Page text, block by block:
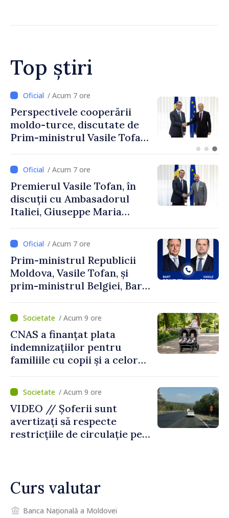
Top știri
/ Acum 4 ore
Forumul Diasporei //
Republica Moldova,
promovată în Elveția prin
exporturi
/ Acum 7 ore
Premierul Vasile Tofan, în
discuții cu Ambasadorul
Italiei, Giuseppe Maria
/ Acum 7 ore
Prim-ministrul Republicii
Moldova, Vasile Tofan, și
prim-ministrul Belgiei, Bart
despre parcursul european
al Republicii Moldova.
/ Acum 9 ore
CNAS a finanțat plata
indemnizațiilor pentru
familiile cu copii și a celor
temporară de muncă
/ Acum 9 ore
VIDEO // Șoferii sunt
avertizați să respecte
restricțiile de circulație pe
Curs valutar
Banca Națională a Moldovei